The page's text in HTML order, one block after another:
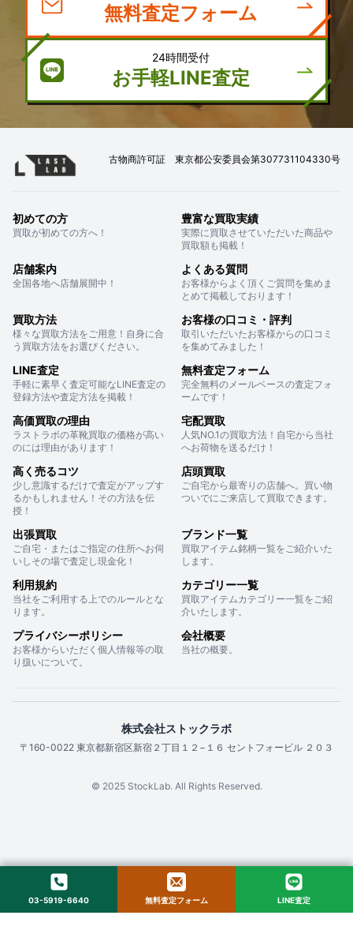
無料査定フォーム
24時間受付
お手軽LINE査定
古物商許可証 東京都公安委員会第307731104330号
初めての方
買取が初めての方へ！
豊富な買取実績
実際に買取させていただいた商品や
買取額も掲載！
店舗案内
全国各地へ店舗展開中！
よくある質問
お客様からよく頂くご質問を集めま
とめて掲載しております！
買取方法
様々な買取方法をご用意！自身に合
う買取方法をお選びください。
お客様の口コミ・評判
取引いただいたお客様からの口コミ
を集めてみました！
LINE査定
手軽に素早く査定可能なLINE査定の
登録方法や査定方法を掲載！
無料査定フォーム
完全無料のメールベースの査定フォ
ームです！
高価買取の理由
ラストラボの革靴買取の価格が高い
のには理由があります！
宅配買取
人気NO.1の買取方法！自宅から当社
へお荷物を送るだけ！
高く売るコツ
少し意識するだけで査定がアップす
るかもしれません！その方法を伝
授！
店頭買取
ご自宅から最寄りの店舗へ。買い物
ついでにご来店して買取できます。
出張買取
ご自宅・またはご指定の住所へお伺
いしその場で査定し現金化！
ブランド一覧
買取アイテム銘柄一覧をご紹介いた
します。
利用規約
当社をご利用する上でのルールとな
ります。
カテゴリー一覧
買取アイテムカテゴリー一覧をご紹
介いたします。
プライバシーポリシー
お客様からいただく個人情報等の取
り扱いについて。
会社概要
当社の概要。
株式会社ストックラボ
〒160-0022 東京都新宿区新宿２丁目１２−１６ セントフォービル ２０３
© 2025 StockLab. All Rights Reserved.
03-5919-6640 無料査定フォーム LINE査定